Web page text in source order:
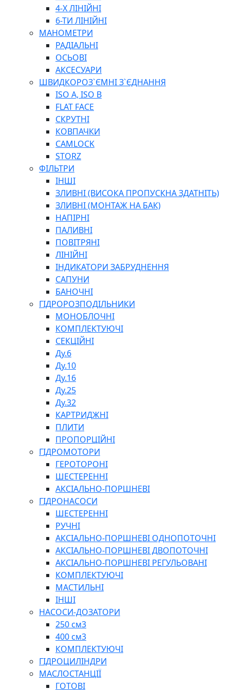
ПЛОСКОГУБЦІ
ВИКРУТКИ
КЛЮЧІ
ГОЛОВКИ, ТРІЩАТКИ, ВОРОТКИ, ПЕРЕХІДНИКИ
ЗУБИЛА, МОЛОТКИ, СОКИРИ, СТАМЕСКИ, ДОЛОТА
СТРУПЦИНИ, ЛЕЩАТА
ВИМІРЮВАЛЬНІ ІНСТРУМЕНТИ
БУДІВЕЛЬНИЙ ІНСТРУМЕНТ
ШЛАНГИ
ГОСПОДАРСЬКІ ТОВАРИ
ПНЕВМАТИЧНІ ІНСТРУМЕНТИ
З'ЄДНУВАЛЬНІ ІНСТРУМЕНТИ ТА МАТЕРІАЛИ
ЯЩИКИ, ШАФИ, ТА СУМКИ ДЛЯ ІНСТРУМЕНТІВ
ЗАСОБИ ЗАХИСТУ
СТЕПЛЕРИ, ЗАКЛЕПОЧНИКИ
ГІДРАВЛІЧНІ ІНСТРУМЕНТИ
ТЕХНІЧНА ХІМІЯ
СПЕЦІАЛЬНІ
ОЛИВИ
ГЕРМЕТИКИ
ЗМАЗКИ
КЛЕЇ, ЦЕМЕНТИ, ЕПОКСИДКИ
РЕМОНТ ГІДРОЦИЛІНДРІВ
БОРЕКС, ЕО
4-Х ЛІНІЙНІ
6-ТИ ЛІНІЙНІ
МАНОМЕТРИ
РАДІАЛЬНІ
ОСЬОВІ
АКСЕСУАРИ
ШВИДКОРОЗ`ЄМНІ З`ЄДНАННЯ
ISO A, ISO B
FLAT FACE
СКРУТНІ
КОВПАЧКИ
CAMLOCK
STORZ
ФІЛЬТРИ
ІНШІ
ЗЛИВНІ (ВИСОКА ПРОПУСКНА ЗДАТНІТЬ)
ЗЛИВНІ (МОНТАЖ НА БАК)
НАПІРНІ
ПАЛИВНІ
ПОВІТРЯНІ
ЛІНІЙНІ
ІНДИКАТОРИ ЗАБРУДНЕННЯ
САПУНИ
БАНОЧНІ
ГІДРОРОЗПОДІЛЬНИКИ
МОНОБЛОЧНІ
КОМПЛЕКТУЮЧІ
СЕКЦІЙНІ
Ду.6
Ду.10
Ду.16
Ду.25
Ду.32
КАРТРИДЖНІ
ПЛИТИ
ПРОПОРЦІЙНІ
ГІДРОМОТОРИ
ГЕРОТОРОНІ
ШЕСТЕРЕННІ
АКСІАЛЬНО-ПОРШНЕВІ
ГІДРОНАСОСИ
ШЕСТЕРЕННІ
РУЧНІ
АКСІАЛЬНО-ПОРШНЕВІ ОДНОПОТОЧНІ
АКСІАЛЬНО-ПОРШНЕВІ ДВОПОТОЧНІ
АКСІАЛЬНО-ПОРШНЕВІ РЕГУЛЬОВАНІ
КОМПЛЕКТУЮЧІ
МАСТИЛЬНІ
ІНШІ
НАСОСИ-ДОЗАТОРИ
250 см3
400 см3
КОМПЛЕКТУЮЧІ
ГІДРОЦИЛІНДРИ
МАСЛОСТАНЦІЇ
ГОТОВІ